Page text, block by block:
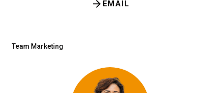
EMAIL
arrow_forward
Team Marketing